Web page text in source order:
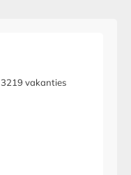
vakanties